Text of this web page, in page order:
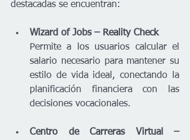
destacadas se encuentran:
Wizard of Jobs – Reality Check
Permite a los usuarios calcular el
salario necesario para mantener su
estilo de vida ideal, conectando la
planificación financiera con las
decisiones vocacionales.
Centro de Carreras Virtual –